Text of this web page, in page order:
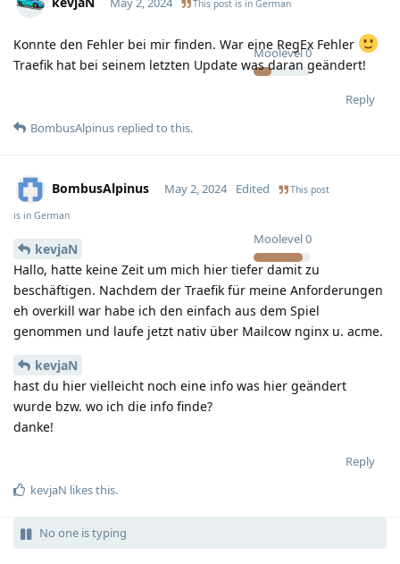
Moolevel0
This post is in German
Konnte den Fehler bei mir finden. War eine RegEx Fehler
Traefik hat bei seinem letzten Update was daran geändert!
Reply
BombusAlpinus replied to this.
BombusAlpinus
Moolevel0
May 2, 2024 Edited This post
is in German
kevjaN
Hallo, hatte keine Zeit um mich hier tiefer damit zu
beschäftigen. Nachdem der Traefik für meine Anforderungen
eh overkill war habe ich den einfach aus dem Spiel
genommen und laufe jetzt nativ über Mailcow nginx u. acme.
kevjaN
hast du hier vielleicht noch eine info was hier geändert
wurde bzw. wo ich die info finde?
danke!
Reply
kevjaN likes this.
No one is typing